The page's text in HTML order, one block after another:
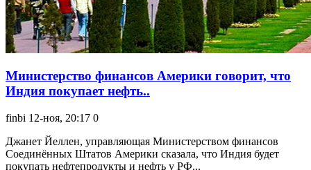
Министерство финансов Америки говорит, что
Индия покупает нефть..
finbi 12-ноя, 20:17 0
Джанет Йеллен, управляющая Министерством финансов
Соединённых Штатов Америки сказала, что Индия будет
покупать нефтепродукты и нефть у РФ...